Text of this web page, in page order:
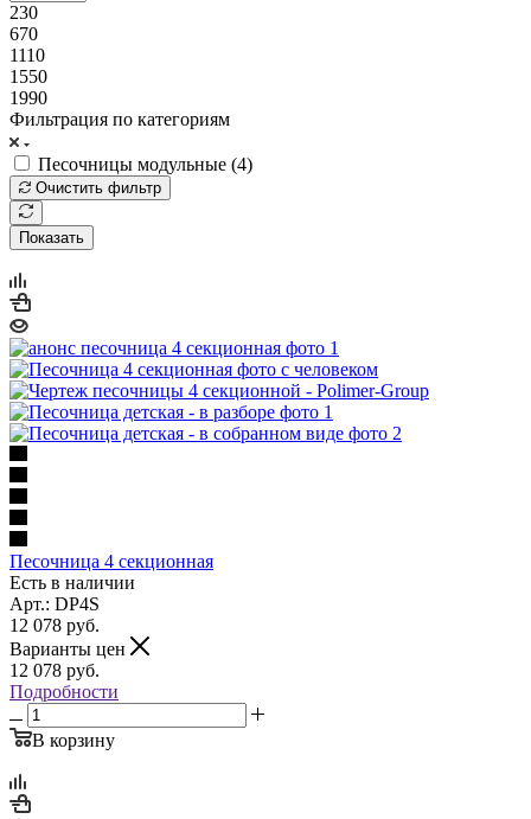
230
670
1110
1550
1990
Фильтрация по категориям
Песочницы модульные (4)
Очистить фильтр
Показать
Песочница 4 секционная
Есть в наличии
Арт.: DP4S
12 078 руб.
Варианты цен
12 078 руб.
Подробности
В корзину